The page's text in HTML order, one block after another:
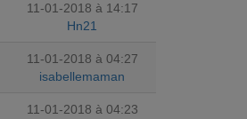
11-01-2018 à 14:17
Hn21
11-01-2018 à 04:27
isabellemaman
11-01-2018 à 04:23